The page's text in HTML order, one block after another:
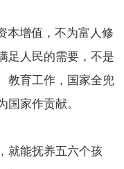
本增值，不为富人修
足人民的需要，不是
教育工作，国家全兜
国家作贡献。
就能抚养五六个孩